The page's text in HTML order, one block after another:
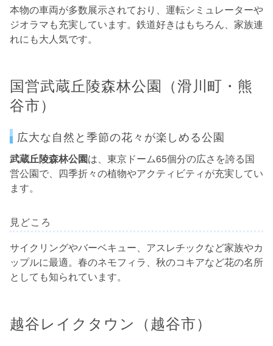
本物の車両が多数展示されており、運転シミュレーターや
ジオラマも充実しています。鉄道好きはもちろん、家族連
れにも大人気です。
国営武蔵丘陵森林公園（滑川町・熊
谷市）
広大な自然と季節の花々が楽しめる公園
武蔵丘陵森林公園は、東京ドーム65個分の広さを誇る国
営公園で、四季折々の植物やアクティビティが充実してい
ます。
見どころ
サイクリングやバーベキュー、アスレチックなど家族やカ
ップルに最適。春のネモフィラ、秋のコキアなど花の名所
としても知られています。
越谷レイクタウン（越谷市）